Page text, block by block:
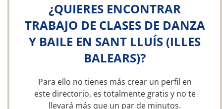
¿QUIERES ENCONTRAR
TRABAJO DE CLASES DE DANZA
Y BAILE EN SANT LLUÍS (ILLES
BALEARS)?
Para ello no tienes más crear un perfil en
este directorio, es totalmente gratis y no te
llevará más que un par de minutos.